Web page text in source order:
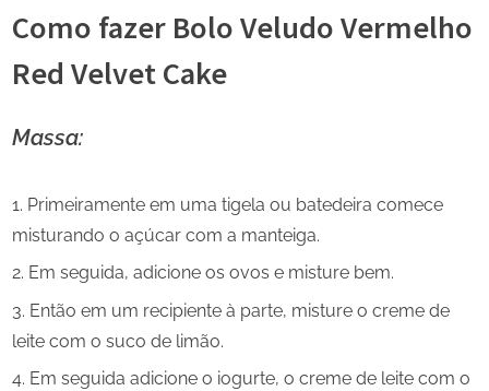
Como fazer Bolo Veludo Vermelho
Red Velvet Cake
Massa:
Primeiramente em uma tigela ou batedeira comece
misturando o açúcar com a manteiga.
Em seguida, adicione os ovos e misture bem.
Então em um recipiente à parte, misture o creme de
leite com o suco de limão.
Em seguida adicione o iogurte, o creme de leite com o